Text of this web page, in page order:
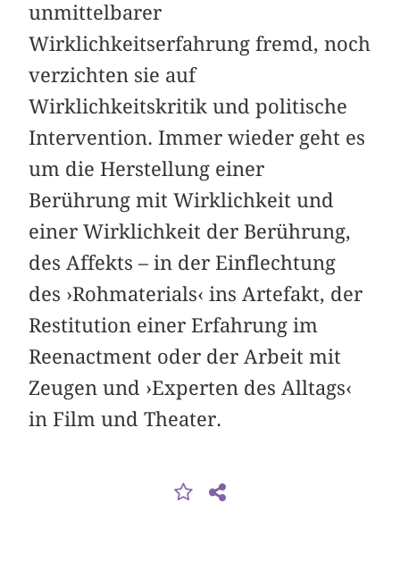
unmittelbarer
Wirklichkeitserfahrung fremd, noch
verzichten sie auf
Wirklichkeitskritik und politische
Intervention. Immer wieder geht es
um die Herstellung einer
Berührung mit Wirklichkeit und
einer Wirklichkeit der Berührung,
des Affekts – in der Einflechtung
des ›Rohmaterials‹ ins Artefakt, der
Restitution einer Erfahrung im
Reenactment oder der Arbeit mit
Zeugen und ›Experten des Alltags‹
in Film und Theater.